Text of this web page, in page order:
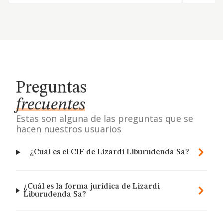
Preguntas
frecuentes
Estas son alguna de las preguntas que se
hacen nuestros usuarios
¿Cuál es el CIF de Lizardi Liburudenda Sa?
¿Cuál es la forma jurídica de Lizardi
Liburudenda Sa?